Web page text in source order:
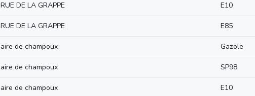
RUE DE LA GRAPPE E10
RUE DE LA GRAPPE E85
aire de champoux Gazole
aire de champoux SP98
aire de champoux E10